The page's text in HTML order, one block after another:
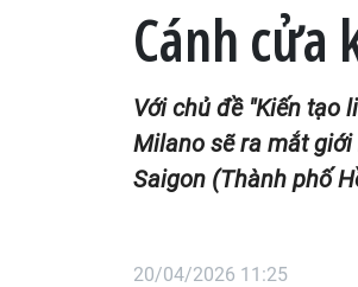
Cánh cửa
Với chủ đề "Kiến tạo
Milano sẽ ra mắt
Saigon (Thành phố
20/04/2026 11:25